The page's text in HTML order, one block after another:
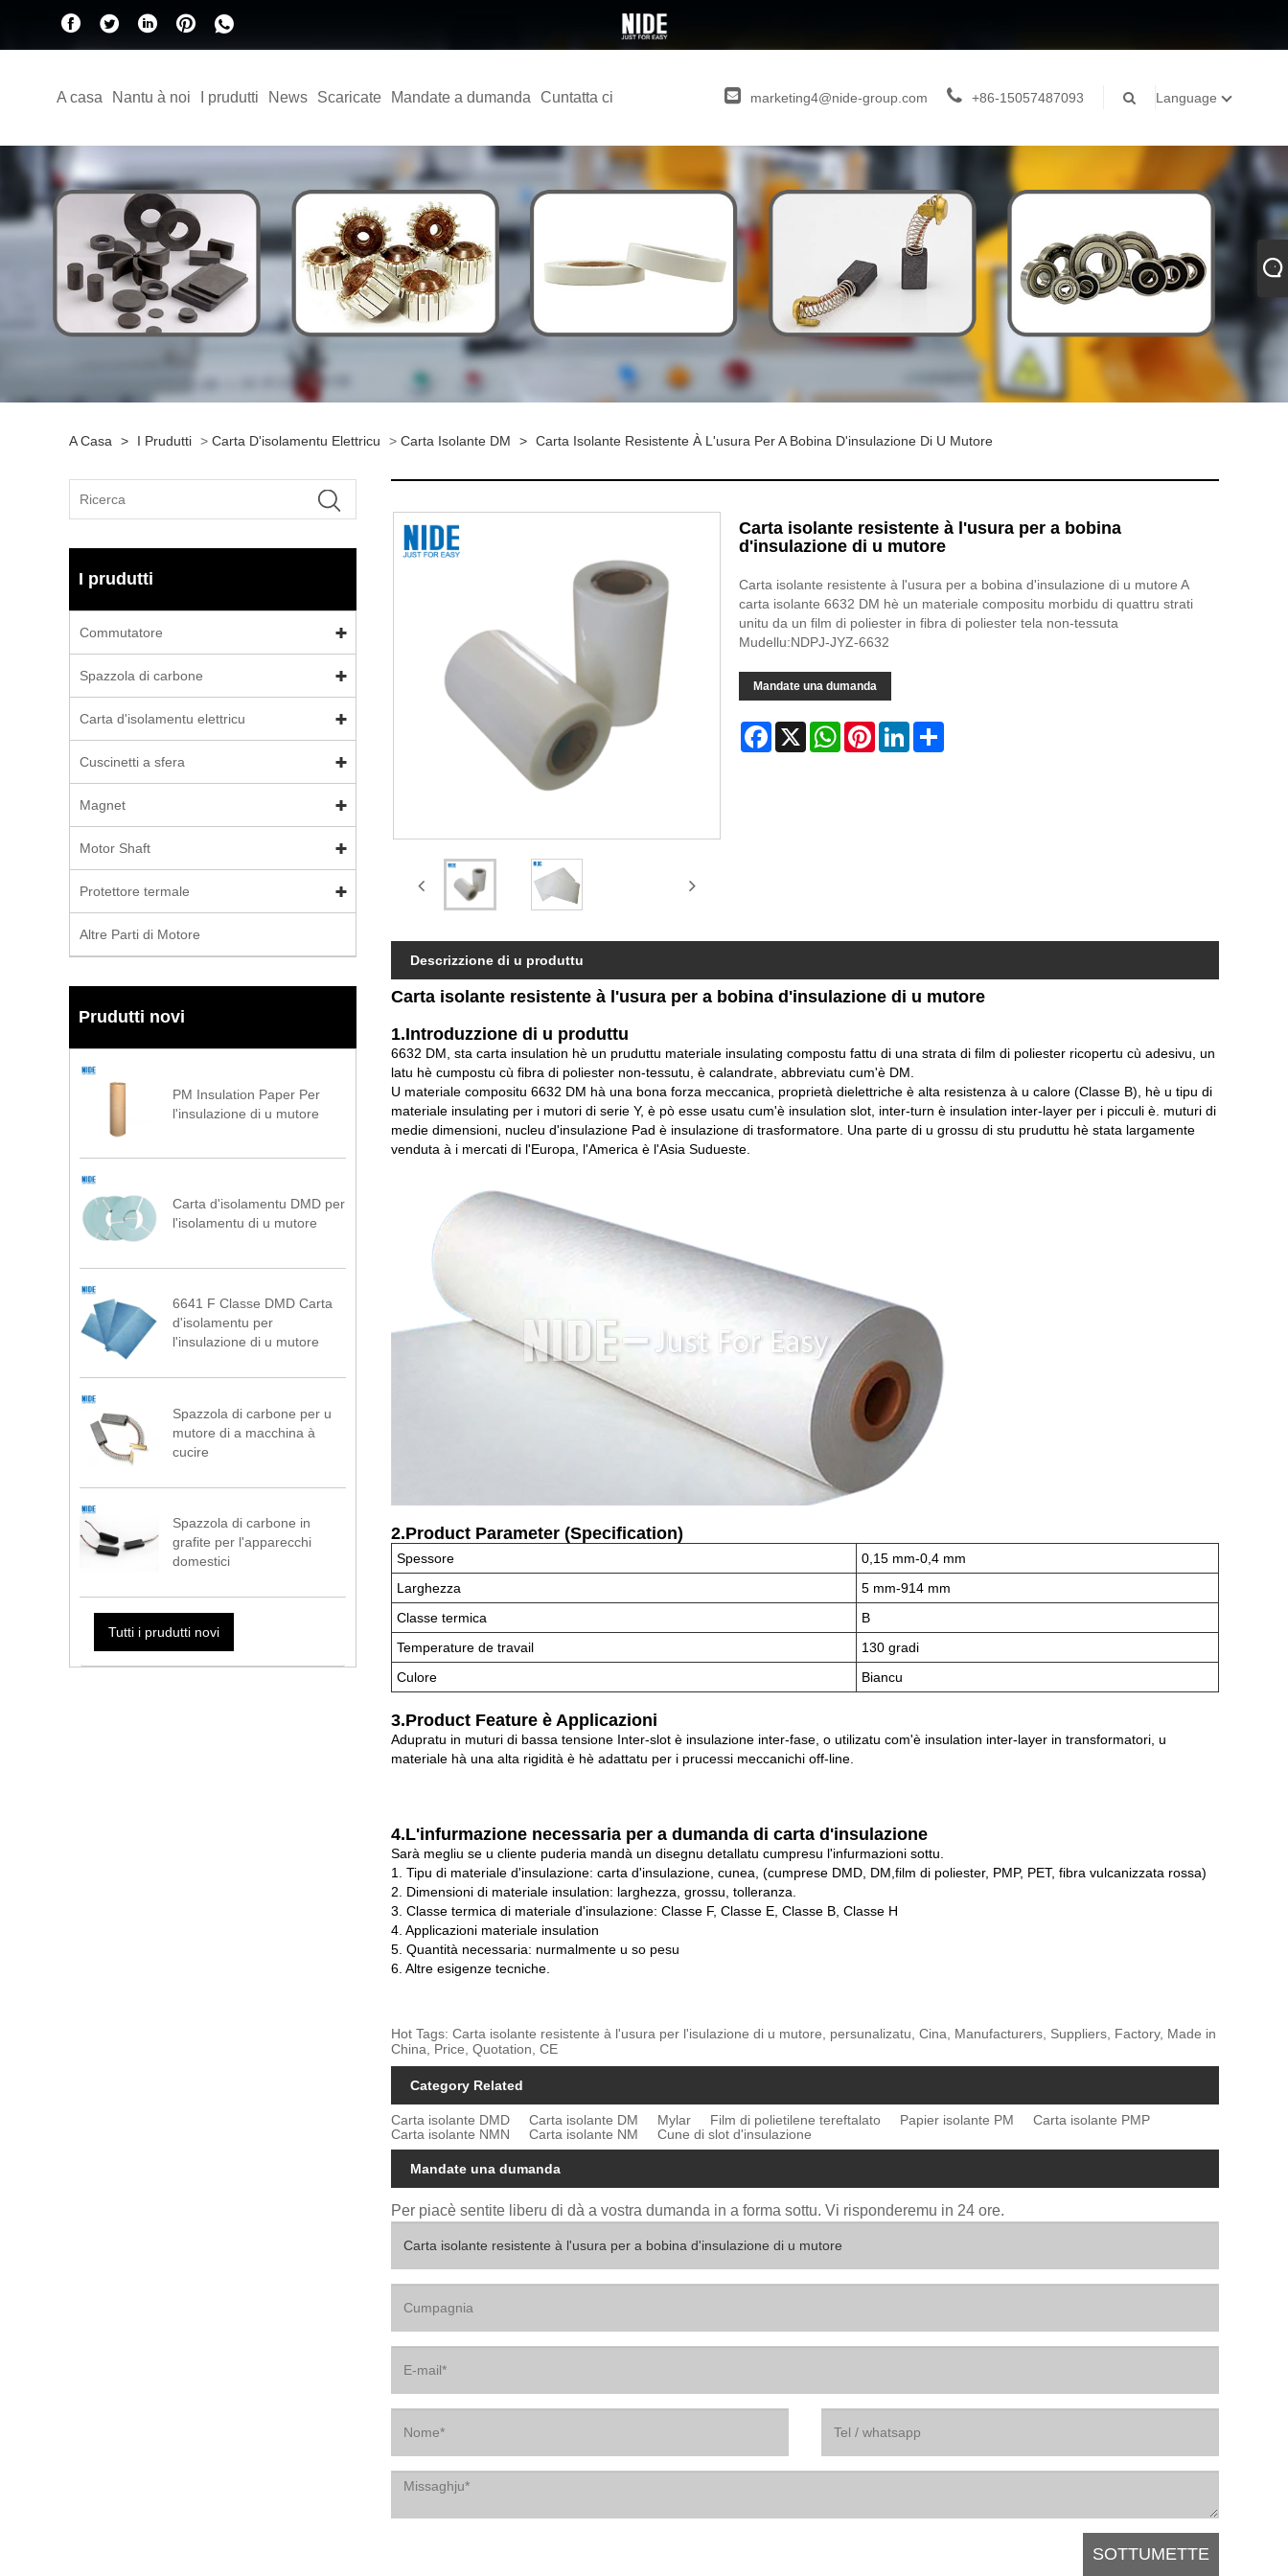
A casa Nantu à noi I prudutti News Scaricate Mandate a dumanda Cuntatta ci marketing4@nide-group.com +86-15057487093 Language
A Casa > I Prudutti > Carta D'isolamentu Elettricu > Carta Isolante DM > Carta Isolante Resistente À L'usura Per A Bobina D'insulazione Di U Mutore
I prudutti
Commutatore
Spazzola di carbone
Carta d'isolamentu elettricu
Cuscinetti a sfera
Magnet
Motor Shaft
Protettore termale
Altre Parti di Motore
Prudutti novi
PM Insulation Paper Per
l'insulazione di u mutore
Carta d'isolamentu DMD per
l'isolamentu di u mutore
6641 F Classe DMD Carta
d'isolamentu per
l'insulazione di u mutore
Spazzola di carbone per u
mutore di a macchina à
cucire
Spazzola di carbone in
grafite per l'apparecchi
domestici
Tutti i prudutti novi
Carta isolante resistente à l'usura per a bobina
d'insulazione di u mutore
Carta isolante resistente à l'usura per a bobina d'insulazione di u mutore A
carta isolante 6632 DM hè un materiale compositu morbidu di quattru strati
unitu da un film di poliester in fibra di poliester tela non-tessuta
Mudellu:NDPJ-JYZ-6632
Mandate una dumanda
Facebook
X WhatsAppPinterestLinkedInShare
Descrizzione di u produttu
Carta isolante resistente à l'usura per a bobina d'insulazione di u mutore
1.Introduzzione di u produttu
6632 DM, sta carta insulation hè un pruduttu materiale insulating compostu fattu di una strata di film di poliester ricopertu cù adesivu, un
latu hè cumpostu cù fibra di poliester non-tessutu, è calandrate, abbreviatu cum'è DM.
U materiale compositu 6632 DM hà una bona forza meccanica, proprietà dielettriche è alta resistenza à u calore (Classe B), hè u tipu di
materiale insulating per i mutori di serie Y, è pò esse usatu cum'è insulation slot, inter-turn è insulation inter-layer per i picculi è. muturi di
medie dimensioni, nucleu d'insulazione Pad è insulazione di trasformatore. Una parte di u grossu di stu pruduttu hè stata largamente
venduta à i mercati di l'Europa, l'America è l'Asia Sudueste.
2.Product Parameter (Specification)
Spessore
0,15 mm-0,4 mm
Larghezza
5 mm-914 mm
Classe termica
B
Temperature de travail
130 gradi
Culore
Biancu
3.Product Feature è Applicazioni
Adupratu in muturi di bassa tensione Inter-slot è insulazione inter-fase, o utilizatu com'è insulation inter-layer in transformatori, u
materiale hà una alta rigidità è hè adattatu per i prucessi meccanichi off-line.
4.L'infurmazione necessaria per a dumanda di carta d'insulazione
Sarà megliu se u cliente puderia mandà un disegnu detallatu cumpresu l'infurmazioni sottu.
1. Tipu di materiale d'insulazione: carta d'insulazione, cunea, (cumprese DMD, DM, film di poliester, PMP, PET, fibra vulcanizzata rossa)
2. Dimensioni di materiale insulation: larghezza, grossu, tolleranza.
3. Classe termica di materiale d'insulazione: Classe F, Classe E, Classe B, Classe H
4. Applicazioni materiale insulation
5. Quantità necessaria: nurmalmente u so pesu
6. Altre esigenze tecniche.
Hot Tags: Carta isolante resistente à l'usura per l'isulazione di u mutore, persunalizatu, Cina, Manufacturers, Suppliers, Factory, Made in
China, Price, Quotation, CE
Category Related
Carta isolante DMD Carta isolante DM Mylar Film di polietilene tereftalato Papier isolante PM
Carta isolante PMP
Carta isolante NMN
Carta isolante NM Cune di slot d'insulazione
Mandate una dumanda
Per piacè sentite liberu di dà a vostra dumanda in a forma sottu. Vi risponderemu in 24 ore.